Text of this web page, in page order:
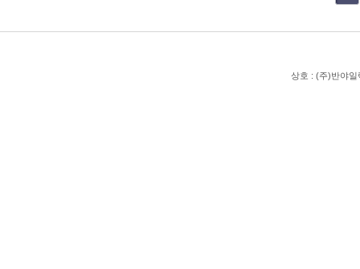
상호 : (주)반야일